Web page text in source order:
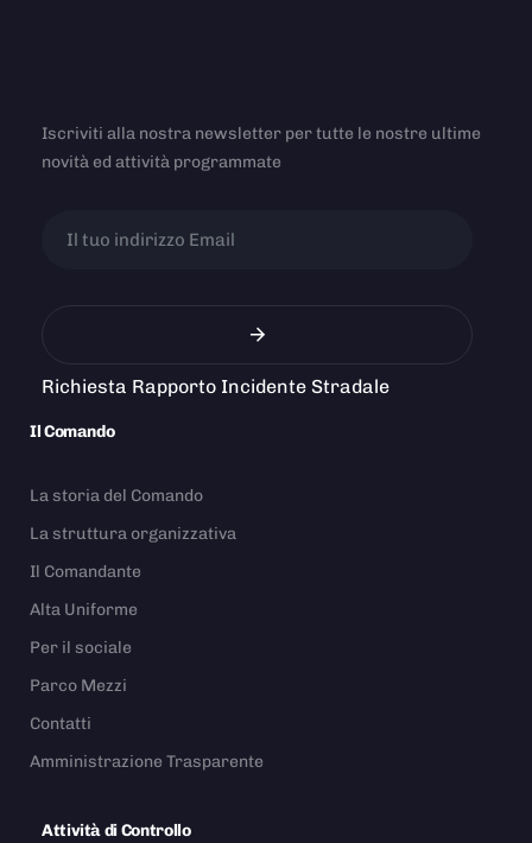
Iscriviti alla nostra newsletter per tutte le nostre ultime
novità ed attività programmate
Richiesta Rapporto Incidente Stradale
Il Comando
La storia del Comando
La struttura organizzativa
Il Comandante
Alta Uniforme
Per il sociale
Parco Mezzi
Contatti
Amministrazione Trasparente
Attività di Controllo